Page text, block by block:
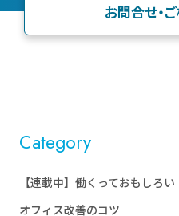
お問合せ・
Category
【連載中】働くっておもしろい
オフィス改善のコツ